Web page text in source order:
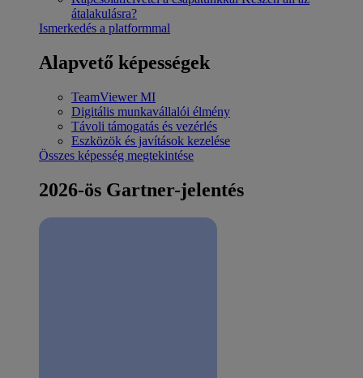
átalakulásra?
Ismerkedés a platformmal
Alapvető képességek
TeamViewer MI
Digitális munkavállalói élmény
Távoli támogatás és vezérlés
Eszközök és javítások kezelése
Összes képesség megtekintése
2026-ös Gartner-jelentés